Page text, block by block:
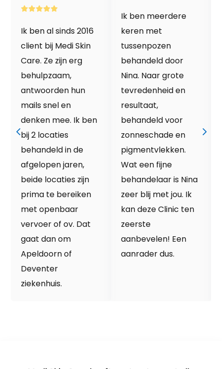
Ik ben al sinds 2016
client bij Medi Skin
Care. Ze zijn erg
behulpzaam,
antwoorden hun
mails snel en
denken mee. Ik ben
bij 2 locaties
behandeld in de
afgelopen jaren,
beide locaties zijn
prima te bereiken
met openbaar
vervoer of ov. Dat
gaat dan om
Apeldoorn of
Deventer
ziekenhuis.
Ik ben meerdere
keren met
tussenpozen
behandeld door
Nina. Naar grote
tevredenheid en
resultaat,
behandeld voor
zonneschade en
pigmentvlekken.
Wat een fijne
behandelaar is Nina
zeer blij met jou. Ik
kan deze Clinic ten
zeerste
aanbevelen! Een
aanrader dus.